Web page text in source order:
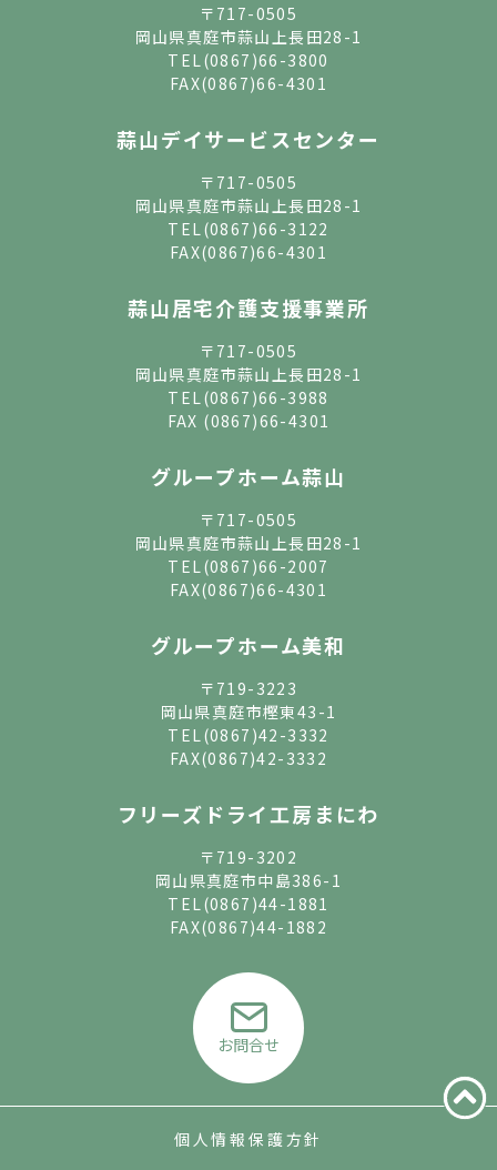
〒717-0505
岡山県真庭市蒜山上長田28-1
TEL (0867)66-3800
FAX(0867)66-4301
蒜山デイサービスセンター
〒717-0505
岡山県真庭市蒜山上長田28-1
TEL (0867)66-3122
FAX(0867)66-4301
蒜山居宅介護支援事業所
〒717-0505
岡山県真庭市蒜山上長田28-1
TEL (0867)66-3988
FAX (0867)66-4301
グループホーム蒜山
〒717-0505
岡山県真庭市蒜山上長田28-1
TEL (0867)66-2007
FAX(0867)66-4301
グループホーム美和
〒719-3223
岡山県真庭市樫東43-1
TEL (0867)42-3332
FAX(0867)42-3332
フリーズドライ工房まにわ
〒719-3202
岡山県真庭市中島386-1
TEL (0867)44-1881
FAX(0867)44-1882
お問合せ
個人情報保護方針